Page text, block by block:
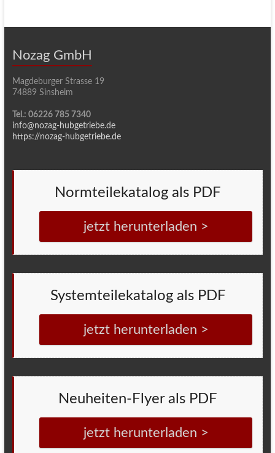
Nozag GmbH
Magdeburger Strasse 19
74889 Sinsheim
Tel.: 06226 785 7340
info@nozag-hubgetriebe.de
https://nozag-hubgetriebe.de
Normteilekatalog als PDF
jetzt herunterladen >
Systemteilekatalog als PDF
jetzt herunterladen >
Neuheiten-Flyer als PDF
jetzt herunterladen >